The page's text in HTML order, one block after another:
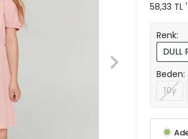
58,33
Renk:
DULL
Beden:
10y